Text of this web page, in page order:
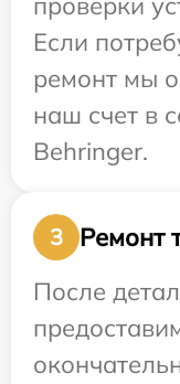
Если
ремонт мы
наш счет в
Behringer.
3
Ремонт
После